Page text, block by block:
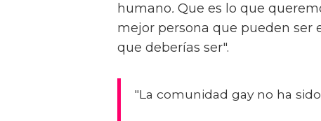
humano. Que es lo que
mejor persona que pueden ser
que deberías ser".
"La comunidad gay no ha